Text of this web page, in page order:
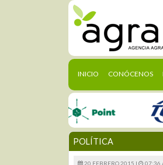
INICIO (CURRENT)
CONÓCENOS
POLÍTICA
20 FEBRERO 2015 | 07:36